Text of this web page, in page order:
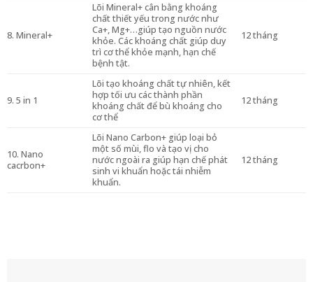
8. Mineral+
Lõi Mineral+ cân bằng khoáng
chất thiết yếu trong nước như
Ca+, Mg+…giúp tạo nguồn nước
khỏe. Các khoáng chất giúp duy
trì cơ thể khỏe mạnh, hạn chế
bệnh tật.
12 tháng
9. 5 in 1
Lõi tạo khoáng chất tự nhiên, kết
hợp tối ưu các thành phần
khoáng chất để bù khoáng cho
cơ thể
12 tháng
10. Nano
cacrbon+
Lõi Nano Carbon+ giúp loại bỏ
một số mùi, flo và tạo vị cho
nước ngoài ra giúp hạn chế phát
sinh vi khuẩn hoặc tái nhiễm
khuẩn.
12 tháng